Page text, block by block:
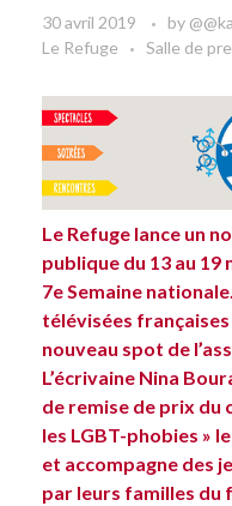
30 avril 2019 by
Le Refuge
Salle de
Le Refuge lance un
publique du 13 au 19
7e Semaine
télévisées
nouveau spot de
L’écrivaine Nina
de remise de prix du
les LGBT-phobies »
et accompagne des
par leurs familles